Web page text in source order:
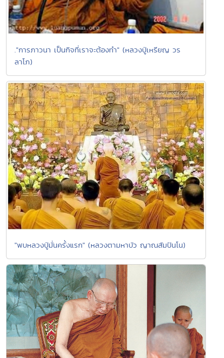
."การภาวนา เป็นกิจที่เราจะต้องทำ" (หลวงปู่เหรียญ วร
ลาโภ)
"พบหลวงปู่มั่นครั้งแรก" (หลวงตามหาบัว ญาณสัมปันโน)